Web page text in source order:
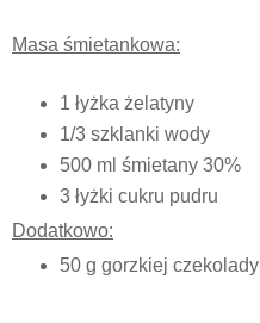
Masa śmietankowa:
1 łyżka żelatyny
1/3 szklanki wody
500 ml śmietany 30%
3 łyżki cukru pudru
Dodatkowo:
50 g gorzkiej czekolady